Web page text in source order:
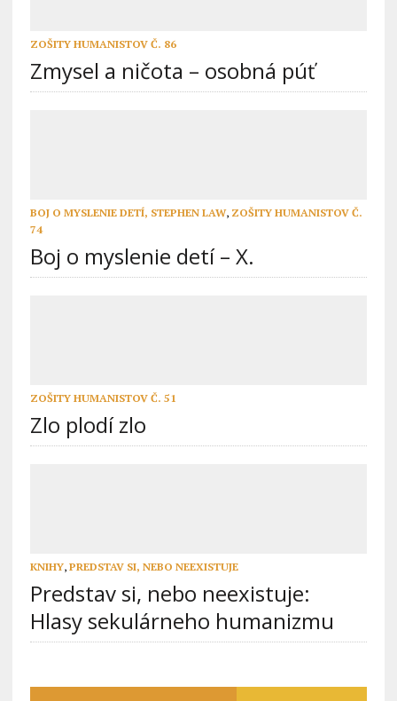
ZOŠITY HUMANISTOV Č. 86
Zmysel a ničota – osobná púť
BOJ O MYSLENIE DETÍ, STEPHEN LAW, ZOŠITY HUMANISTOV Č.
74
Boj o myslenie detí – X.
ZOŠITY HUMANISTOV Č. 51
Zlo plodí zlo
KNIHY, PREDSTAV SI, NEBO NEEXISTUJE
Predstav si, nebo neexistuje:
Hlasy sekulárneho humanizmu